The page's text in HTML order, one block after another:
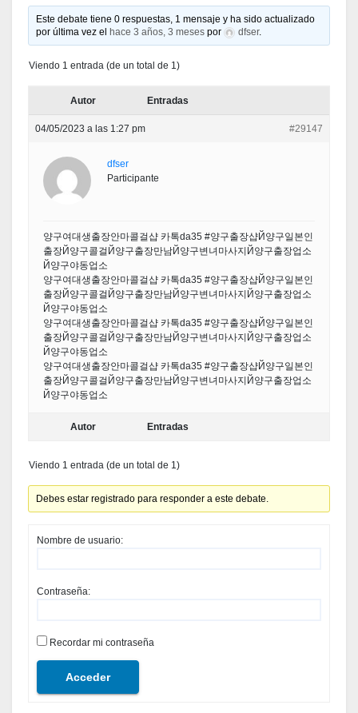
Este debate tiene 0 respuestas, 1 mensaje y ha sido actualizado
por última vez el
hace 3 años, 3 meses por dfser.
Viendo 1 entrada (de un total de 1)
Autor Entradas
04/05/2023 a las 1:27 pm #29147
dfser
Participante
양구여대생출장안마콜걸샵 카톡da35 #양구출장샵Й양구일본인
출장Й양구콜걸Й양구출장만남Й양구변녀마사지Й양구출장업소
Й양구야동업소
양구여대생출장안마콜걸샵 카톡da35 #양구출장샵Й양구일본인
출장Й양구콜걸Й양구출장만남Й양구변녀마사지Й양구출장업소
Й양구야동업소
양구여대생출장안마콜걸샵 카톡da35 #양구출장샵Й양구일본인
출장Й양구콜걸Й양구출장만남Й양구변녀마사지Й양구출장업소
Й양구야동업소
양구여대생출장안마콜걸샵 카톡da35 #양구출장샵Й양구일본인
출장Й양구콜걸Й양구출장만남Й양구변녀마사지Й양구출장업소
Й양구야동업소
Autor Entradas
Viendo 1 entrada (de un total de 1)
Debes estar registrado para responder a este debate.
Nombre de usuario:
Contraseña:
Recordar mi contraseña
Acceder